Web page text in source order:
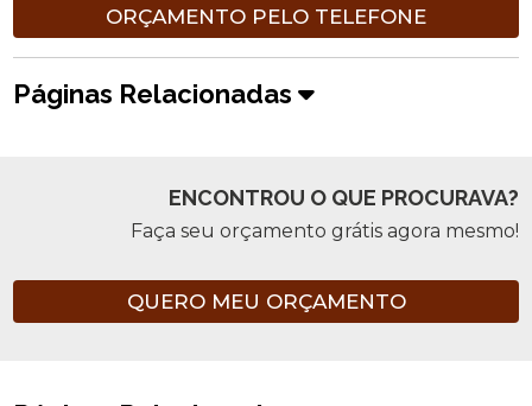
ORÇAMENTO PELO TELEFONE
Páginas Relacionadas
ENCONTROU O QUE PROCURAVA?
Faça seu orçamento grátis agora mesmo!
QUERO MEU ORÇAMENTO